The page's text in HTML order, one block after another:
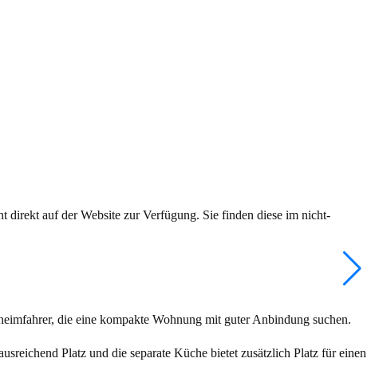
direkt auf der Website zur Verfügung. Sie finden diese im nicht-
die eine kompakte Wohnung mit guter Anbindung suchen.
Platz und die separate Küche bietet zusätzlich Platz für einen